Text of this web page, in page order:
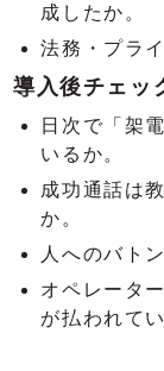
成したか。
法務・プラ
導入後チェッ
日次で「架
いるか。
成功通話は
か。
人へのバト
オペレータ
が払われてい